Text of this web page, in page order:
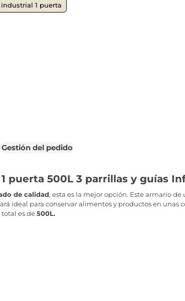
industrial 1 puerta
Gestión del pedido
puerta 500L 3 parrillas y guías
de calidad, esta es la mejor opción. Este armario
ideal para conservar alimentos y productos en unas
total es de500L.